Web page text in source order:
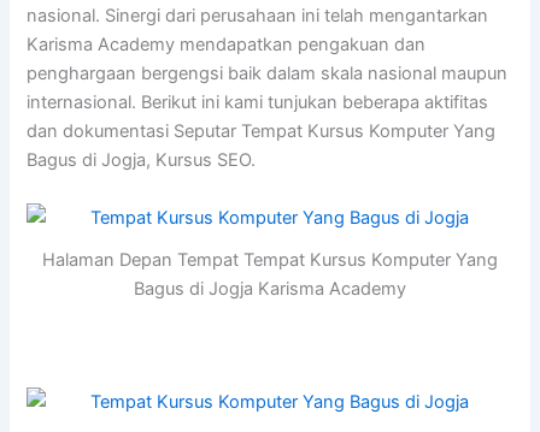
nasional. Sinergi dari perusahaan ini telah mengantarkan
Karisma Academy mendapatkan pengakuan dan
penghargaan bergengsi baik dalam skala nasional maupun
internasional. Berikut ini kami tunjukan beberapa aktifitas
dan dokumentasi Seputar Tempat Kursus Komputer Yang
Bagus di Jogja, Kursus SEO.
Halaman Depan Tempat Tempat Kursus Komputer Yang
Bagus di Jogja Karisma Academy